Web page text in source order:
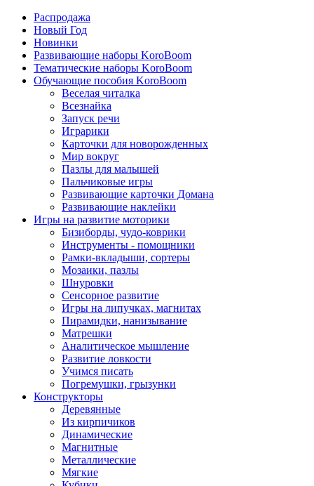
Распродажа
Новый Год
Новинки
Развивающие наборы KoroBoom
Тематические наборы KoroBoom
Обучающие пособия KoroBoom
Веселая читалка
Всезнайка
Запуск речи
Играрики
Карточки для новорожденных
Мир вокруг
Пазлы для малышей
Пальчиковые игры
Развивающие карточки Домана
Развивающие наклейки
Игры на развитие моторики
Бизиборды, чудо-коврики
Инструменты - помощники
Рамки-вкладыши, сортеры
Мозаики, пазлы
Шнуровки
Сенсорное развитие
Игры на липучках, магнитах
Пирамидки, нанизывание
Матрешки
Аналитическое мышление
Развитие ловкости
Учимся писать
Погремушки, грызунки
Конструкторы
Деревянные
Из кирпичиков
Динамические
Магнитные
Металлические
Мягкие